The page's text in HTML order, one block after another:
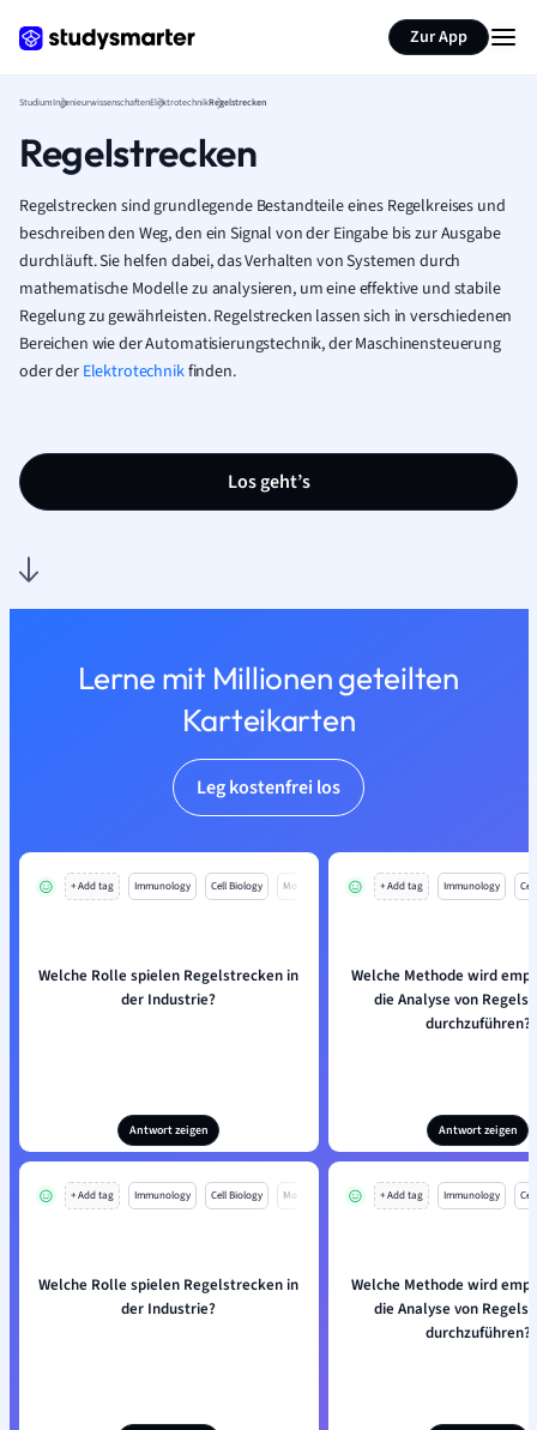
Zur App
StudiumIngenieurwissenschaftenElektrotechnikRegelstrecken
Regelstrecken
Regelstrecken sind grundlegende Bestandteile eines Regelkreises und
beschreiben den Weg, den ein Signal von der Eingabe bis zur Ausgabe
durchläuft. Sie helfen dabei, das Verhalten von Systemen durch
mathematische Modelle zu analysieren, um eine effektive und stabile
Regelung zu gewährleisten. Regelstrecken lassen sich in verschiedenen
Bereichen wie der Automatisierungstechnik, der Maschinensteuerung
oder der Elektrotechnikfinden.
Los geht’s
Lerne mit Millionen geteilten
Karteikarten
Leg kostenfrei los
+ Add tag Immunology Cell Biology Mo
Welche Rolle spielen Regelstrecken in
der Industrie?
Antwort zeigen
+ Add tag Immunology
Welche Methode wird
die Analyse von
durchzuführen?
Antwort zeigen
+ Add tag Immunology Cell Biology Mo
Welche Rolle spielen Regelstrecken in
der Industrie?
+ Add tag Immunology
Welche Methode wird
die Analyse von
durchzuführen?